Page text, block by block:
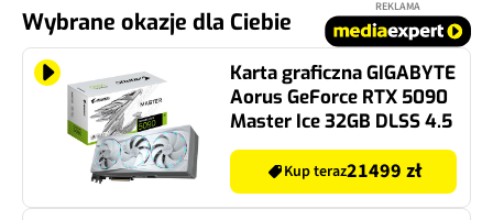
Wybrane okazje dla Ciebie
REKLAMA
Karta graficzna GIGABYTE
Aorus GeForce RTX 5090
Master Ice 32GB DLSS 4.5
Kup teraz21499 zł